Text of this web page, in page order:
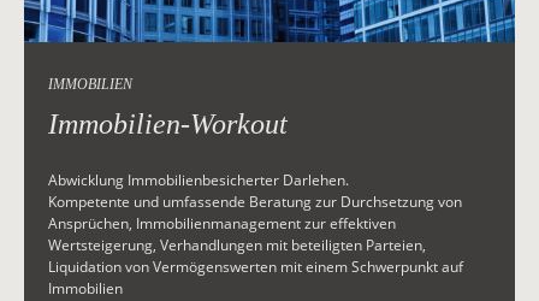
IMMOBILIEN
Immobilien-Workout
Abwicklung Immobilienbesicherter Darlehen.
Kompetente und umfassende Beratung zur Durchsetzung von
Ansprüchen, Immobilienmanagement zur effektiven
Wertsteigerung, Verhandlungen mit beteiligten Parteien,
Liquidation von Vermögenswerten mit einem Schwerpunkt auf
Immobilien